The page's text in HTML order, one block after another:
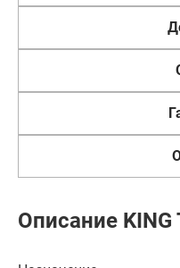
Описание KING